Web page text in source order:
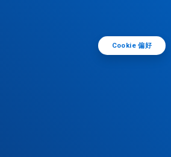
Cookie 偏好